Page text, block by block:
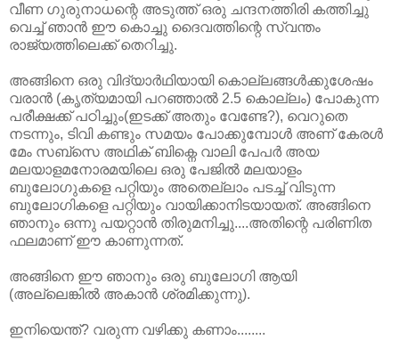
വീണ ഗുരുനാധന്റെ അടുത്ത്‌ ഒരു ചന്ദനത്തിരി കത്തിച്ചു
വെച്ച്‌ ഞാന്‍ ഈ കൊച്ചു ദൈവത്തിന്റെ സ്വന്തം
രാജ്യത്തിലെക്ക്‌ തെറിച്ചു.
അങ്ങിനെ ഒരു വിദ്യാര്‍ഥിയായി കൊല്ലങ്ങള്‍ക്കുശേഷം
വരാന്‍ (കൃത്യമായി പറഞ്ഞാല്‍ 2.5 കൊല്ലം) പോകുന്ന
പരീക്ഷക്ക്‌ പഠിച്ചും(ഇടക്ക്‌ അതും വേണ്ടേ?), വെറുതെ
നടന്നും, ടിവി കണ്ടും സമയം പോക്കുമ്പോള്‍ അണ്‌ കേരള്‍
മേം സബ്സെ അഥിക്‌ ബിക്നെ വാലി പേപര്‍ അയ
മലയാളമനോരമയിലെ ഒരു പേജില്‍ മലയാളം
ബുലോഗുകളെ പറ്റിയും അതെല്ലാം പടച്ച്‌ വിടുന്ന
ബുലോഗികളെ പറ്റിയും വായിക്കാനിടയായത്‌. അങ്ങിനെ
ഞാനും ഒന്നു പയറ്റാന്‍ തിരുമനിച്ചു....അതിന്റെ പരിണിത
ഫലമാണ്‌ ഈ കാണുന്നത്‌.
അങ്ങിനെ ഈ ഞാനും ഒരു ബുലോഗി ആയി
(അല്ലെങ്കില്‍ അകാന്‍ ശ്രമിക്കുന്നു).
ഇനിയെന്ത്‌? വരുന്ന വഴിക്കു കണാം........